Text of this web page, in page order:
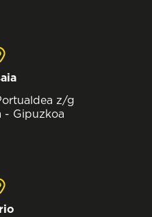
z/g
- Gipuzkoa